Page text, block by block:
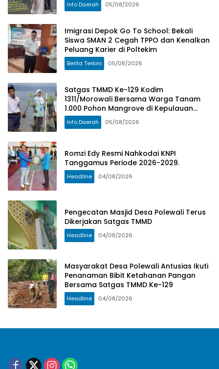
Info Daerah 05/08/2026
Imigrasi Depok Go To School: Bekali
Siswa SMAN 2 Cegah TPPO dan Kenalkan
Peluang Karier di Poltekim
Berita Terkini 05/08/2026
Satgas TMMD Ke-129 Kodim
1311/Morowali Bersama Warga Tanam
1.000 Pohon Mangrove di Kepulauan
Umbele
Info Daerah 05/08/2026
Romzi Edy Resmi Nahkodai KNPI
Tanggamus Periode 2026-2029.
Headline 04/08/2026
Pengecatan Masjid Desa Polewali Terus
Dikerjakan Satgas TMMD
Headline 04/08/2026
Masyarakat Desa Polewali Antusias Ikuti
Penanaman Bibit Ketahanan Pangan
Bersama Satgas TMMD Ke-129
Headline 04/08/2026